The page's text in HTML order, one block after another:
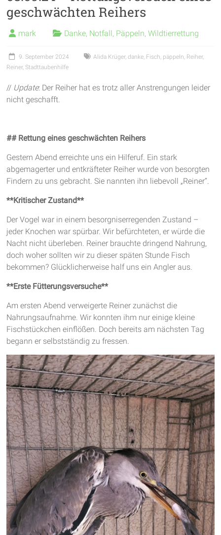
garantieren
Luft
viel
Bewegung
geschwächten Reihers
mark Danke, Notfall, Päppeln,Wildtierrettung
9. September 2024 Alida Krüger,danke, Fisch, päppeln, Reiher,
Reiner, Stadttaubenhilfe
// Update: Der Reiher hat es trotz aller Anstrengungen leider
nicht geschafft.
## Rettung eines geschwächten Reihers
Gestern Abend erreichte uns ein Hilferuf. Ein stark
abgemagerter und entkräfteter Reiher wurde von besorgten
Findern zu uns gebracht. Sie nannten ihn liebevoll „Reiner“.
**Kritischer Zustand**
Der Vogel war in einem besorgniserregenden Zustand –
jeder Knochen war spürbar. Wir befürchteten, er würde die
Nacht nicht überleben. Reiner brauchte dringend Nahrung,
doch woher sollten wir zu dieser späten Stunde Fisch
bekommen? Glücklicherweise half uns ein Angler aus.
**Erste Fütterungsversuche**
Am ersten Abend verweigerte Reiner zunächst die
Nahrungsaufnahme. Wir konnten ihm nur einige kleine
Fischstückchen einflößen. Doch bereits am nächsten Tag
begann er selbstständig zu fressen.